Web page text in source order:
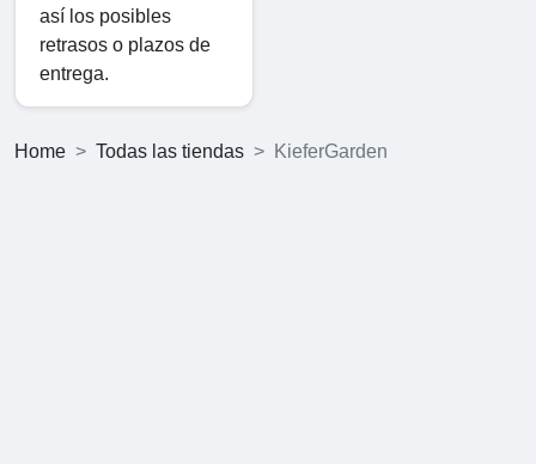
así los posibles
retrasos o plazos de
entrega.
Home Todas las tiendas KieferGarden